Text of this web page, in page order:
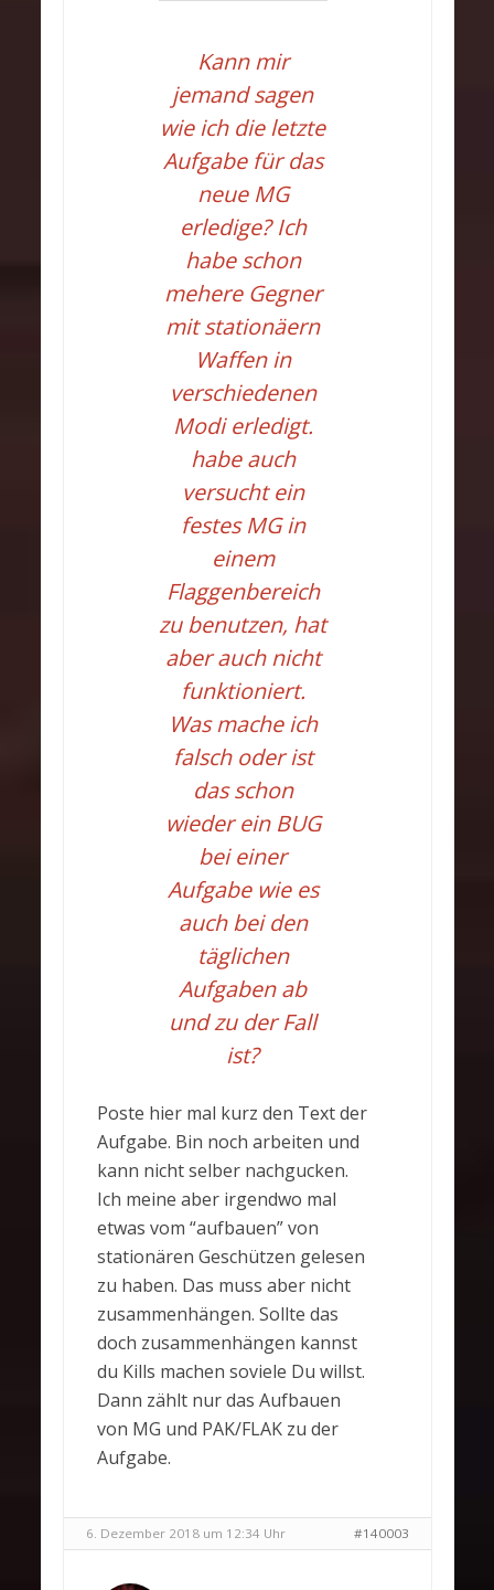
Kann mir
jemand sagen
wie ich die letzte
Aufgabe für das
neue MG
erledige? Ich
habe schon
mehere Gegner
mit stationäern
Waffen in
verschiedenen
Modi erledigt.
habe auch
versucht ein
festes MG in
einem
Flaggenbereich
zu benutzen, hat
aber auch nicht
funktioniert.
Was mache ich
falsch oder ist
das schon
wieder ein BUG
bei einer
Aufgabe wie es
auch bei den
täglichen
Aufgaben ab
und zu der Fall
ist?
Poste hier mal kurz den Text der
Aufgabe. Bin noch arbeiten und
kann nicht selber nachgucken.
Ich meine aber irgendwo mal
etwas vom “aufbauen” von
stationären Geschützen gelesen
zu haben. Das muss aber nicht
zusammenhängen. Sollte das
doch zusammenhängen kannst
du Kills machen soviele Du willst.
Dann zählt nur das Aufbauen
von MG und PAK/FLAK zu der
Aufgabe.
6. Dezember 2018 um 12:34 Uhr #140003